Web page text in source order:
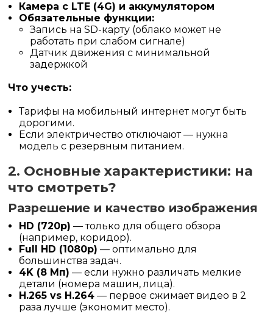
Камера с LTE (4G) и аккумулятором
Обязательные функции:
Запись на SD-карту (облако может не
работать при слабом сигнале)
Датчик движения с минимальной
задержкой
Что учесть:
Тарифы на мобильный интернет могут быть
дорогими.
Если электричество отключают — нужна
модель с резервным питанием.
2. Основные характеристики: на
что смотреть?
Разрешение и качество изображения
HD (720p) — только для общего обзора
(например, коридор).
Full HD (1080p) — оптимально для
большинства задач.
4K (8 Мп) — если нужно различать мелкие
детали (номера машин, лица).
H.265 vs H.264 — первое сжимает видео в 2
раза лучше (экономит место).